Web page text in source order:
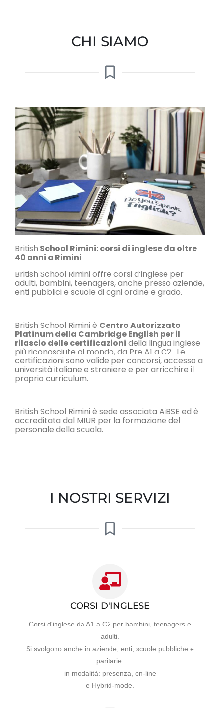
CHI SIAMO
British School Rimini: corsi di inglese da oltre
40 anni a Rimini
British School Rimini offre corsi d’inglese per
adulti, bambini, teenagers, anche presso aziende,
enti pubblici e scuole di ogni ordine e grado.
British School Rimini è Centro Autorizzato
Platinum della Cambridge English per il
rilascio delle certificazioni della lingua inglese
più riconosciute al mondo, da Pre A1 a C2. Le
certificazioni sono valide per concorsi, accesso a
università italiane e straniere e per arricchire il
proprio curriculum.
British School Rimini è sede associata AiBSE ed è
accreditata dal MIUR per la formazione del
personale della scuola.
I NOSTRI SERVIZI
CORSI D'INGLESE
Corsi d'inglese da A1 a C2 per bambini, teenagers e
adulti.
Si svolgono anche in aziende, enti, scuole pubbliche e
paritarie.
in modalità: presenza, on-line
e Hybrid-mode.